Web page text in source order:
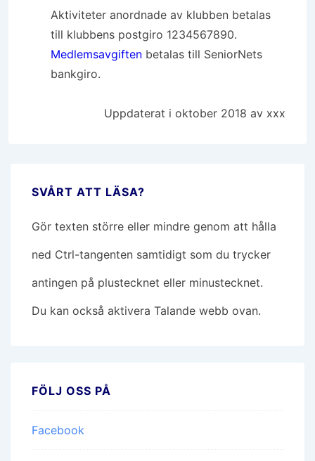
Aktiviteter anordnade av klubben betalas
till klubbens postgiro 1234567890.
Medlemsavgiften betalas till SeniorNets
bankgiro.
Uppdaterat i oktober 2018 av xxx
SVÅRT ATT LÄSA?
Gör texten större eller mindre genom att hålla
ned Ctrl-tangenten samtidigt som du trycker
antingen på plustecknet eller minustecknet.
Du kan också aktivera Talande webb ovan.
FÖLJ OSS PÅ
Facebook